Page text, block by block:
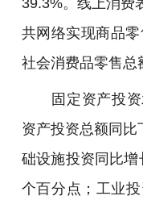
共网络实现商品
社会消费品零售总
固定资产投资
资产投资总额同
础设施投资同比
个百分点；工业